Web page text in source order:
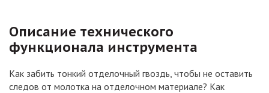
Описание технического
функционала инструмента
Как забить тонкий отделочный гвоздь, чтобы не оставить
следов от молотка на отделочном материале? Как